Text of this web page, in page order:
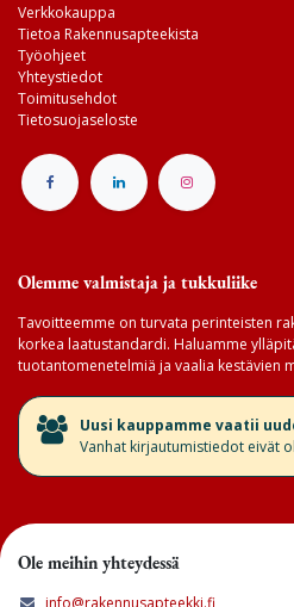
Verkkokauppa
Tietoa Rakennusapteekista
Työohjeet
Yhteystiedot
Toimitusehdot
Tietosuojaseloste
Olemme valmistaja ja tukkuliike
Tavoitteemme on turvata perinteisten
korkea laatustandardi. Haluamme
tuotantomenetelmiä ja vaalia kestävien
​Uusi kauppamme vaatii
Vanhat kirjautumistiedot eivät
Ole meihin yhteydessä
info@rakennusapteekki.fi